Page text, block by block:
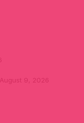
August 9, 2026